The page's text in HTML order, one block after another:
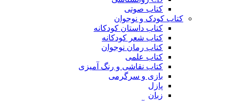
کتاب صوتی
کتاب کودک و نوجوان
کتاب داستان کودکانه
کتاب شعر کودکانه
کتاب رمان نوجوان
کتاب علمی
کتاب نقاشی و رنگ آمیزی
بازی و سرگرمی
پازل
زبان